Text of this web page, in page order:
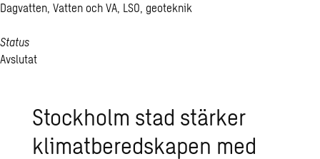
Dagvatten, Vatten och VA, LSO, geoteknik
Status
Avslutat
Stockholm stad stärker
klimatberedskapen med